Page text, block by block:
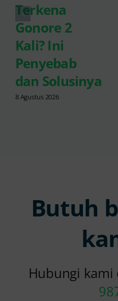
Terkena
Gonore 2
Kali? Ini
Penyebab
dan Solusinya
8 Agustus 2026
Butuh
Hubungi kami